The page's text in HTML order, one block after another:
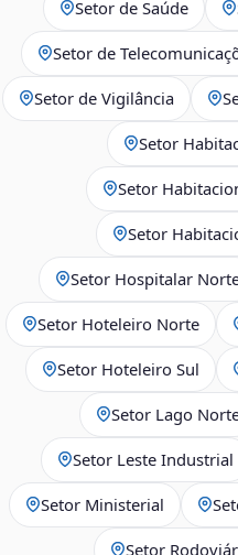
Setor de Saúde
Setor de
Setor de Vigilância
Setor
Setor
Setor
Setor Hospitalar
Setor Hoteleiro Norte
Setor Hoteleiro Sul
Setor Lago
Setor Leste Industrial
Setor Ministerial
Setor